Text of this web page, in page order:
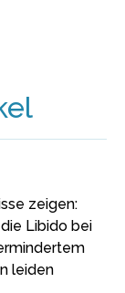
zeigen:
Libido bei
leiden